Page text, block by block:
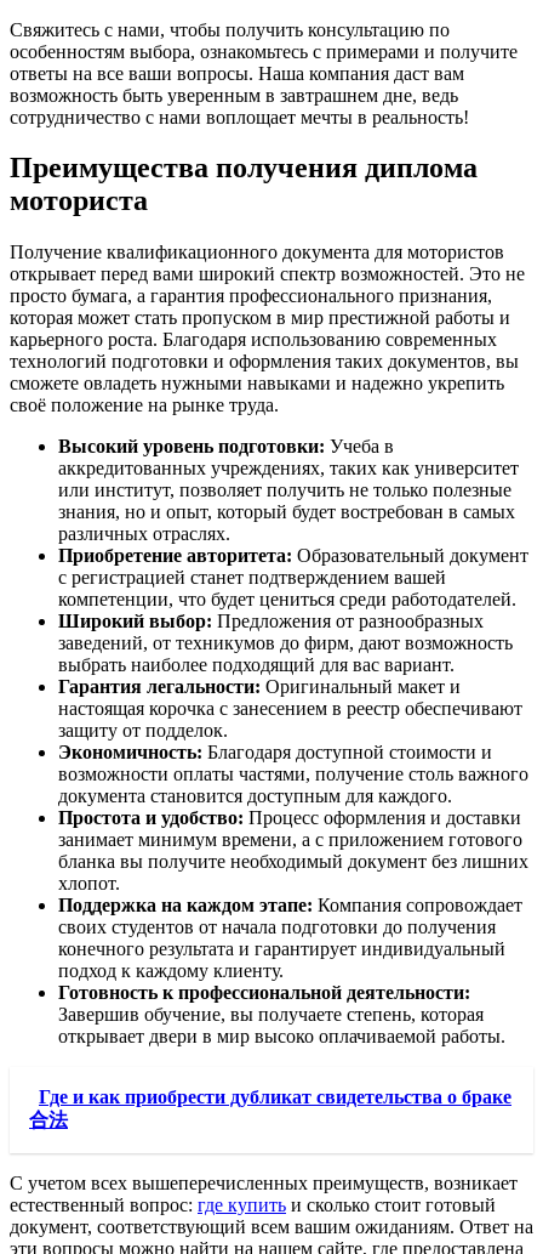
Свяжитесь с нами, чтобы получить консультацию по
особенностям выбора, ознакомьтесь с примерами и получите
ответы на все ваши вопросы. Наша компания даст вам
возможность быть уверенным в завтрашнем дне, ведь
сотрудничество с нами воплощает мечты в реальность!
Преимущества получения диплома
моториста
Получение квалификационного документа для мотористов
открывает перед вами широкий спектр возможностей. Это не
просто бумага, а гарантия профессионального признания,
которая может стать пропуском в мир престижной работы и
карьерного роста. Благодаря использованию современных
технологий подготовки и оформления таких документов, вы
сможете овладеть нужными навыками и надежно укрепить
своё положение на рынке труда.
Высокий уровень подготовки: Учеба в
аккредитованных учреждениях, таких как университет
или институт, позволяет получить не только полезные
знания, но и опыт, который будет востребован в самых
различных отраслях.
Приобретение авторитета: Образовательный документ
с регистрацией станет подтверждением вашей
компетенции, что будет цениться среди работодателей.
Широкий выбор: Предложения от разнообразных
заведений, от техникумов до фирм, дают возможность
выбрать наиболее подходящий для вас вариант.
Гарантия легальности: Оригинальный макет и
настоящая корочка с занесением в реестр обеспечивают
защиту от подделок.
Экономичность: Благодаря доступной стоимости и
возможности оплаты частями, получение столь важного
документа становится доступным для каждого.
Простота и удобство: Процесс оформления и доставки
занимает минимум времени, а с приложением готового
бланка вы получите необходимый документ без лишних
хлопот.
Поддержка на каждом этапе: Компания сопровождает
своих студентов от начала подготовки до получения
конечного результата и гарантирует индивидуальный
подход к каждому клиенту.
Готовность к профессиональной деятельности:
Завершив обучение, вы получаете степень, которая
открывает двери в мир высоко оплачиваемой работы.
Где и как приобрести дубликат свидетельства о браке
合法
С учетом всех вышеперечисленных преимуществ, возникает
естественный вопрос: где купить и сколько стоит готовый
документ, соответствующий всем вашим ожиданиям. Ответ на
эти вопросы можно найти на нашем сайте, где предоставлена